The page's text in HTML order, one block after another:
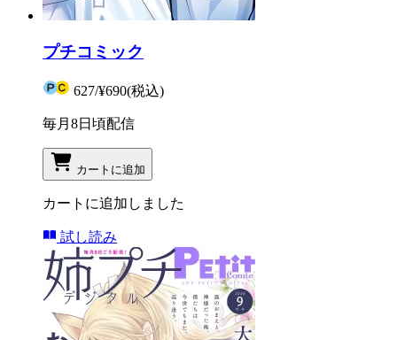
プチコミック
627/¥690(税込)
毎月8日頃配信
カートに追加
カートに追加しました
試し読み